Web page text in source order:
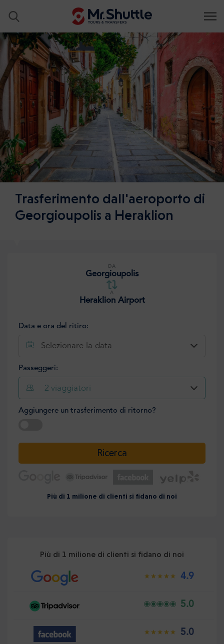
Trasferimento dall'aeroporto di
Georgioupolis a Heraklion
DA
Georgioupolis
A
Heraklion Airport
Data e ora del ritiro:
Selezionare la data
Passeggeri:
2 viaggiatori
Aggiungere un trasferimento di ritorno?
Ricerca
Più di 1 milione di clienti si fidano di noi
Più di 1 milione di clienti si fidano di noi
4.9
5.0
5.0